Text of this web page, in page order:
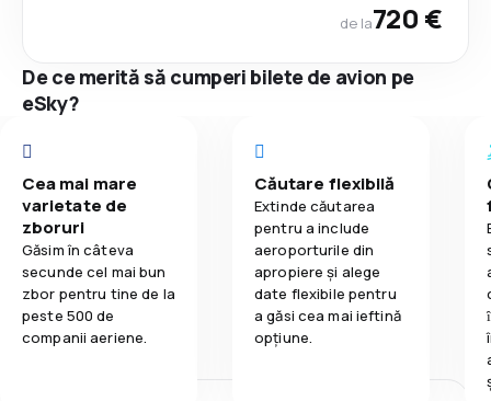
de la720 €
De ce merită să cumperi bilete de avion pe
eSky?
Cea mai mare
varietate de
zboruri
Găsim în câteva
secunde cel mai bun
zbor pentru tine de la
peste 500 de
companii aeriene.
Căutare flexibilă
Extinde căutarea
pentru a include
aeroporturile din
apropiere și alege
date flexibile pentru
a găsi cea mai ieftină
opțiune.